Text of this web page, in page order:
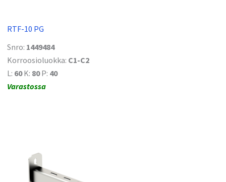
RTF-10 PG
Snro: 1449484
Korroosioluokka: C1-C2
L: 60K: 80P: 40
Varastossa